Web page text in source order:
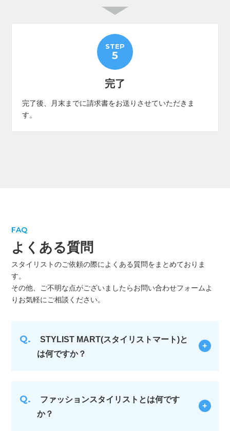
STEP
5
完了
完了後、月末までに請求書をお送りさせていただきま
す。
FAQ
よくある質問
スタイリストのご依頼の際によくある質問をまとめておりま
す。
その他、ご不明な点がございましたらお問い合わせフォームよ
りお気軽にご相談ください。
Q.
STYLIST MART(スタイリストマート)と
は何ですか？
Q.
ファッションスタイリストとは何です
か？